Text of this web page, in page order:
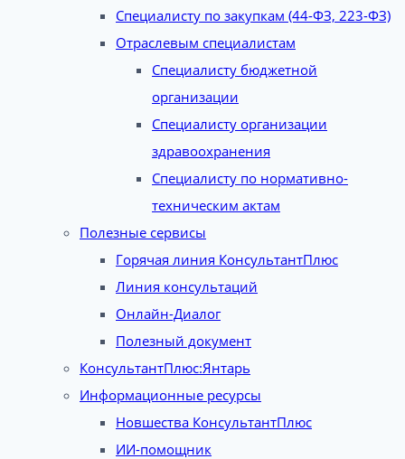
Специалисту по закупкам (44-ФЗ, 223-ФЗ)
Отраслевым специалистам
Специалисту бюджетной
организации
Специалисту организации
здравоохранения
Специалисту по нормативно-
техническим актам
Полезные сервисы
Горячая линия КонсультантПлюс
Линия консультаций
Онлайн-Диалог
Полезный документ
КонсультантПлюс:Янтарь
Информационные ресурсы
Новшества КонсультантПлюс
ИИ-помощник